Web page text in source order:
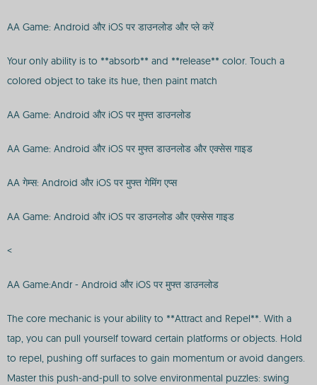
AA Game: Android और iOS पर डाउनलोड और प्ले करें
Your only ability is to **absorb** and **release** color. Touch a
colored object to take its hue, then paint match
AA Game: Android और iOS पर मुफ्त डाउनलोड
AA Game: Android और iOS पर मुफ्त डाउनलोड और एक्सेस गाइड
AA गेम्स: Android और iOS पर मुफ्त गेमिंग एप्स
AA Game: Android और iOS पर डाउनलोड और एक्सेस गाइड
<
AA Game:Andr - Android और iOS पर मुफ्त डाउनलोड
The core mechanic is your ability to **Attract and Repel**. With a
tap, you can pull yourself toward certain platforms or objects. Hold
to repel, pushing off surfaces to gain momentum or avoid dangers.
Master this push-and-pull to solve environmental puzzles: swing